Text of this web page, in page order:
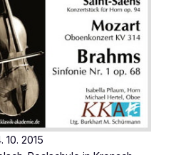
2015